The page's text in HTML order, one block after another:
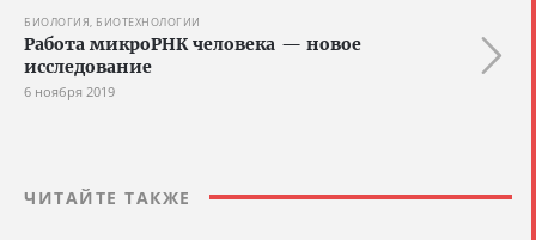
БИОЛОГИЯ, БИОТЕХНОЛОГИИ
Работа микроРНК человека — новое
исследование
6 ноября 2019
ЧИТАЙТЕ ТАКЖЕ